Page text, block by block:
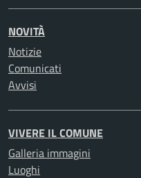
NOVITÀ
Notizie
Comunicati
Avvisi
VIVERE IL COMUNE
Galleria immagini
Luoghi